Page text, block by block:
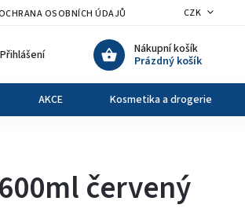
OSOBNÍCH ÚDAJŮ VÝMĚNA A VRÁCENÍ
CZK
Nákupní košík
Prázdný košík
Přihlášení
AKCE Kosmetika a drogerie
červený